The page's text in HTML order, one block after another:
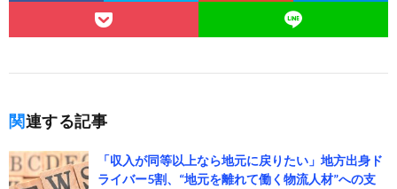
関連する記事
「収入が同等以上なら地元に戻りたい」地方出身ド
ライバー5割、“地元を離れて働く物流人材”への支